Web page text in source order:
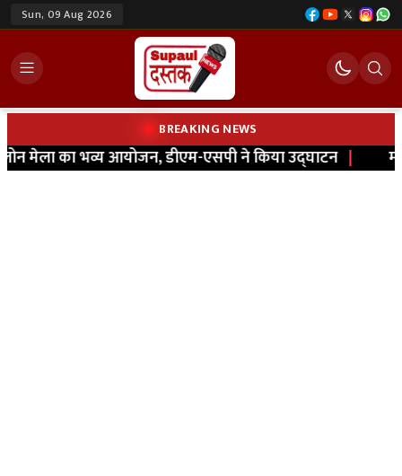
Sun, 09 Aug 2026
BREAKING NEWS
का भव्य आयोजन, डीएम-एसपी ने किया उद्घाटन |